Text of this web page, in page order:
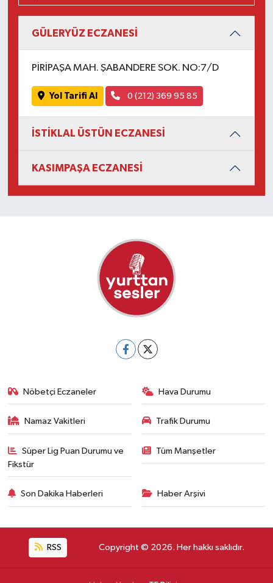
GÜLERYÜZ ECZANESİ
PİRİPAŞA MAH. ŞABANDERE SOK. NO:7/D
Yol Tarifi Al 0 (212) 369 95 85
İSTİKLAL ÜSTÜN ECZANESİ
KASIMPAŞA ECZANESİ
Nöbetçi Eczaneler Hava Durumu
Namaz Vakitleri Trafik Durumu
Süper Lig Puan Durumu ve
Fikstür
Tüm Manşetler
Son Dakika Haberleri Haber Arşivi
RSS Copyright © 2026. Her hakkı saklıdır.